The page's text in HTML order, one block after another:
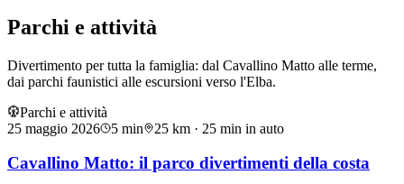
Parchi e attività
Divertimento per tutta la famiglia: dal Cavallino Matto alle terme,
dai parchi faunistici alle escursioni verso l'Elba.
Parchi e attività
25 maggio 2026
5 min 25 km · 25 min in auto
Cavallino Matto: il parco divertimenti della costa